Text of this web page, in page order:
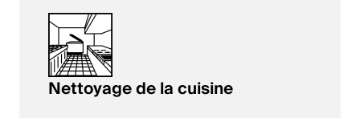
Nettoyage de la cuisine